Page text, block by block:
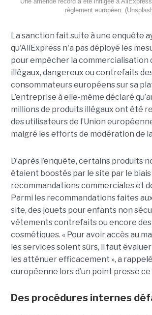
règlement européen.
La sanction fait suite à une enquête
qu'AliExpress n'a pas déployé les
pour empêcher la commercialisation
illégaux, dangereux ou contrefaits
consommateurs européens sur sa
L’entreprise à elle-même déclaré
millions de produits illégaux ont été
des utilisateurs de l’Union
malgré les efforts de modération de
D’après l’enquête, certains produits
étaient boostés par le site par le biais
recommandations commerciales et
Parmi les recommandations faites
site, des jouets pour enfants non
vêtements contrefaits ou encore
cosmétiques. « Pour avoir accès au
les services soient sûrs, il faut
les atténuer efficacement », a
européenne lors d’un point presse ce
Des procédures internes